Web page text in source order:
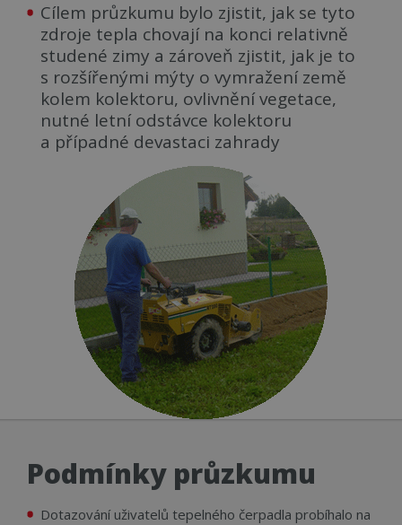
Cílem průzkumu bylo zjistit, jak se tyto
zdroje tepla chovají na konci relativně
studené zimy a zároveň zjistit, jak je to
s rozšířenými mýty o vymražení země
kolem kolektoru, ovlivnění vegetace,
nutné letní odstávce kolektoru
a případné devastaci zahrady
Podmínky průzkumu
Dotazování uživatelů tepelného čerpadla probíhalo na